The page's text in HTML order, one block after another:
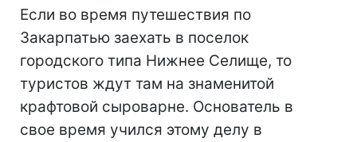
Если во время путешествия по
Закарпатью заехать в поселок
городского типа Нижнее Селище, то
туристов ждут там на знаменитой
крафтовой сыроварне. Основатель в
свое время учился этому делу в